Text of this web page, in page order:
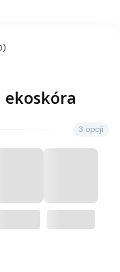
ekoskóra
3 opcji